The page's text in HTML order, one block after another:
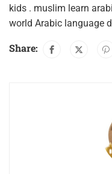
kids . muslim learn
world Arabic language
Share: